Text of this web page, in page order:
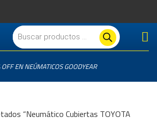
Búsqueda
de
productos
OFF EN NEÚMATICOS GOODYEAR
“Neumático Cubiertas TOYOTA